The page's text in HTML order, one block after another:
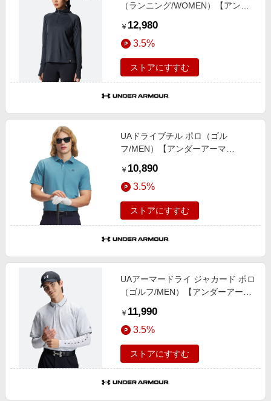
（ランニング/WOMEN）【アンダ
￥ 12,980
3.5%
ストアにすすむ
UAドライブチル ポロ（ゴル
フ/MEN）【アンダーアーマ
￥ 10,890
3.5%
ストアにすすむ
UAアーマードライ ジャカード ポロ
（ゴルフ/MEN）【アンダーアーマ
￥ 11,990
3.5%
ストアにすすむ